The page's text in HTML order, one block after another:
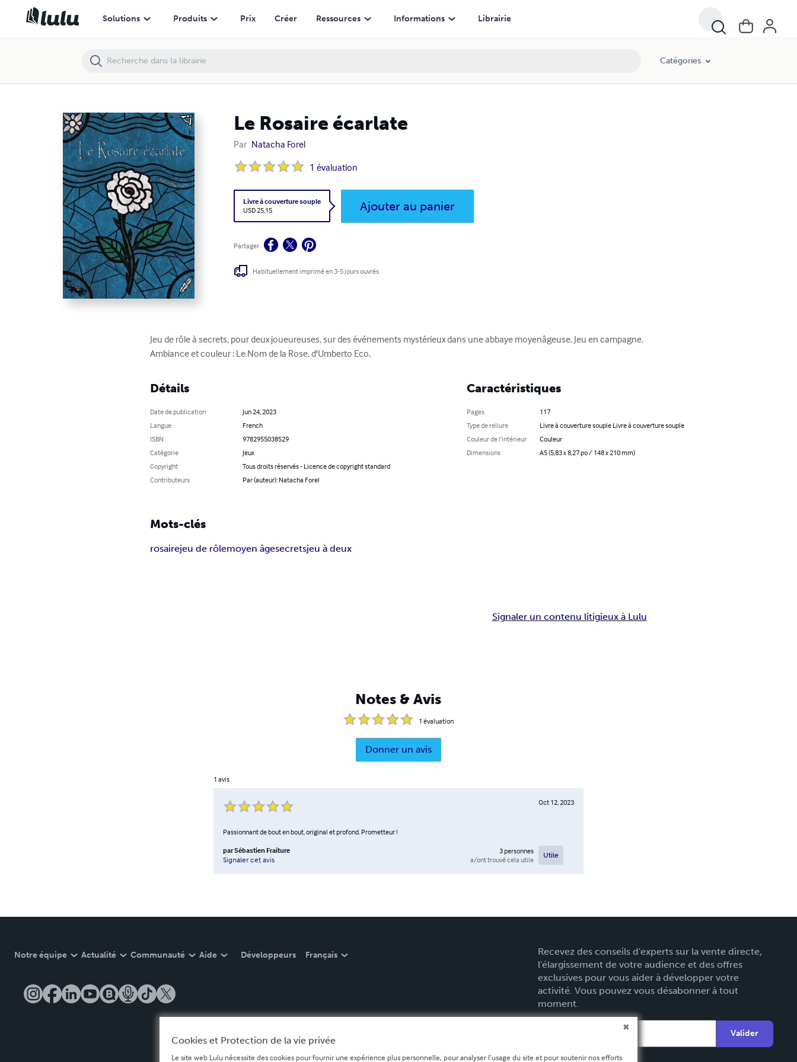
Solutions Produits Prix Créer Ressources Informations Librairie
Catégories
Le Rosaire écarlate
Par Natacha Forel
1 évaluation
Livre à couverture souple
USD 25,15
Ajouter au panier
Partager
Habituellement imprimé en 3-5 jours ouvrés
Jeu de rôle à secrets, pour deux joueureuses, sur des événements mystérieux dans une abbaye moyenâgeuse. Jeu en campagne.
Ambiance et couleur : Le Nom de la Rose, d'Umberto Eco.
Détails
Date de publication
Jun 24, 2023
Langue
French
ISBN
9782955038529
Catégorie
Jeux
Copyright
Tous droits réservés - Licence de copyright standard
Contributeurs
Par (auteur): Natacha Forel
Caractéristiques
Pages
117
Type de reliure
Livre à couverture souple Livre à couverture souple
Couleur de l’intérieur
Couleur
Dimensions
A5 (5,83 x 8,27 po / 148 x 210 mm)
Mots-clés
rosairejeu de rôlemoyen âgesecretsjeu à deux
Signaler un contenu litigieux à Lulu
Notes & Avis
1 évaluation
Donner un avis
1 avis
Oct 12, 2023
Passionnant de bout en bout, original et profond. Prometteur !
parSébastien Fraiture
Signaler cet avis
3personnes
a/ont trouvé cela utile
Utile
Notre équipe Actualité Communauté Aide Développeurs Français
Recevez des conseils d'experts sur la vente directe,
l'élargissement de votre audience et des offres
exclusives pour vous aider à développer votre
activité. Vous pouvez vous désabonner à tout
moment.
Valider
Cookies et Protection de la vie privée
Le site web Lulu nécessite des cookies pour fournir une expérience plus personnelle, pour analyser l’usage du site et pour soutenir nos efforts